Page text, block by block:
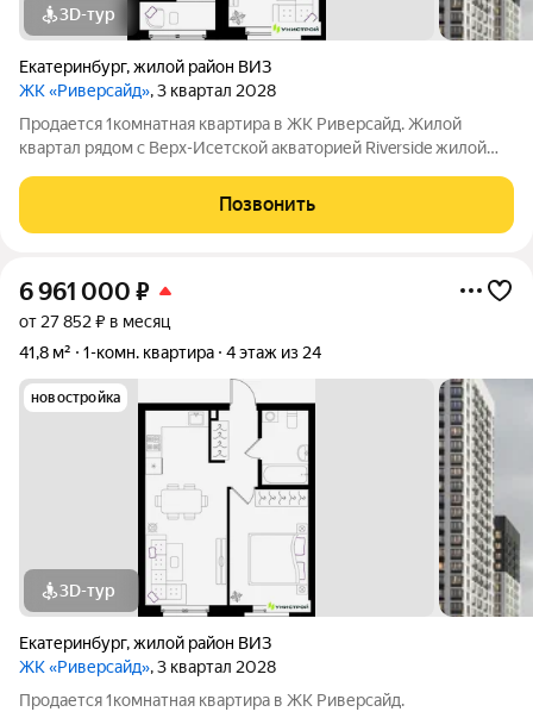
3D-тур
Екатеринбург,жилой район ВИЗ
ЖК «Риверсайд», 3 квартал 2028
Продается 1комнатная квартира в ЖК Риверсайд. Жилой
квартал рядом с Верх-Исетской акваторией Riverside жилой
улицами Татищева и Крауля. ВИЗ один из самых
перспективных и наиболее востребованных
Позвонить
6 961 000 ₽
от 27 852 ₽ в месяц
41,8 м²
1-комн. квартира 4 этаж из 24
новостройка
3D-тур
Екатеринбург,жилой район ВИЗ
ЖК «Риверсайд», 3 квартал 2028
Продается 1комнатная квартира в ЖК Риверсайд.